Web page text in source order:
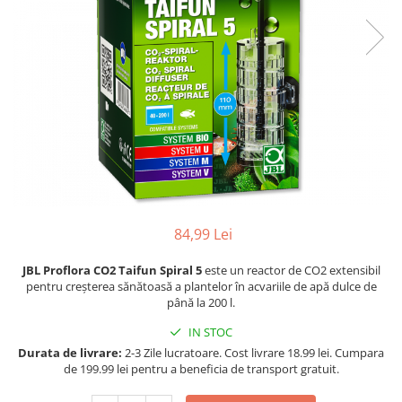
Zgarzi si hamuri caini
Hrana uscata pentru pisici
Hrana umeda pentru pisici
Asternut pentru litiere
Litiere pentru pisici
Antiparazitare pisici
Hrana pesti acvariu
Masini de tuns caini
Accesorii masini tuns caini
Antiparazitare caini
Accesorii diverse caini
Tratamente pesti acvariu
Furtune si conectori acvarii
Curatare acvarii
Conditioneri apa acvariu
Piese de schimb
84,99 Lei
JBL Proflora CO2 Taifun Spiral 5este un reactor de CO2 extensibil
pentru creșterea sănătoasă a plantelor în acvariile de apă dulce de
până la 200 l.
IN STOC
Durata de livrare: 2-3 Zile lucratoare. Cost livrare 18.99 lei. Cumpara
de 199.99 lei pentru a beneficia de transport gratuit.